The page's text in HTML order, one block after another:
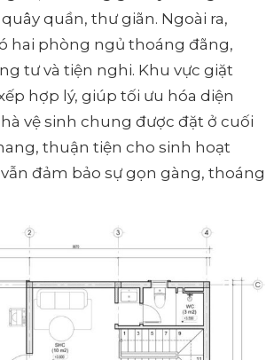
quần, thư giãn. Ngoài ra,
hai phòng ngủ thoáng đãng,
tư và tiện nghi. Khu vực giặt
hợp lý, giúp tối ưu hóa diện
vệ sinh chung được đặt ở cuối
thuận tiện cho sinh hoạt
đảm bảo sự gọn gàng, thoáng